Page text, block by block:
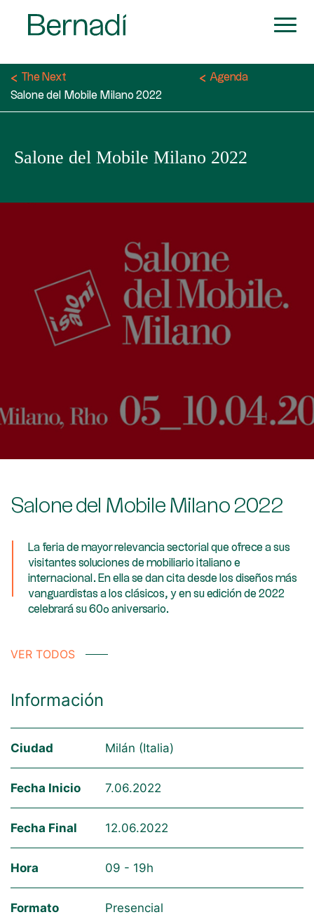
The Next
Agenda
Salone del Mobile Milano 2022
Salone del Mobile Milano 2022
Salone del Mobile Milano 2022
La feria de mayor relevancia sectorial que ofrece a sus
visitantes soluciones de mobiliario italiano e
internacional. En ella se dan cita desde los diseños más
vanguardistas a los clásicos, y en su edición de 2022
celebrará su 60º aniversario.
VER TODOS
Información
Ciudad Milán (Italia)
Fecha Inicio 7.06.2022
Fecha Final 12.06.2022
Hora 09 - 19h
Formato Presencial